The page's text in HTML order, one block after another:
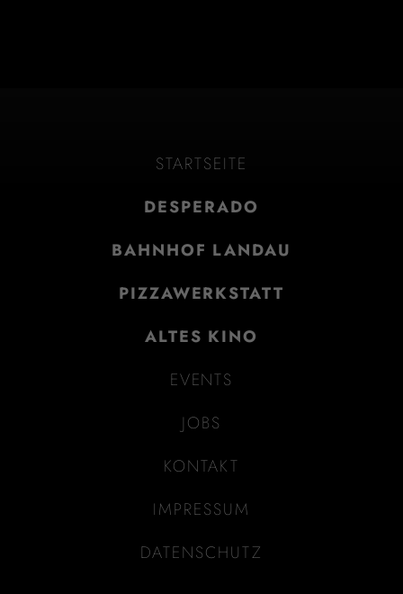
STARTSEITE
DESPERADO
BAHNHOF LANDAU
PIZZAWERKSTATT
ALTES KINO
EVENTS
JOBS
KONTAKT
IMPRESSUM
DATENSCHUTZ